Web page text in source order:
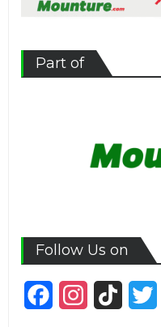
Part of
Follow Us on
FacebookInstagram
TikTok